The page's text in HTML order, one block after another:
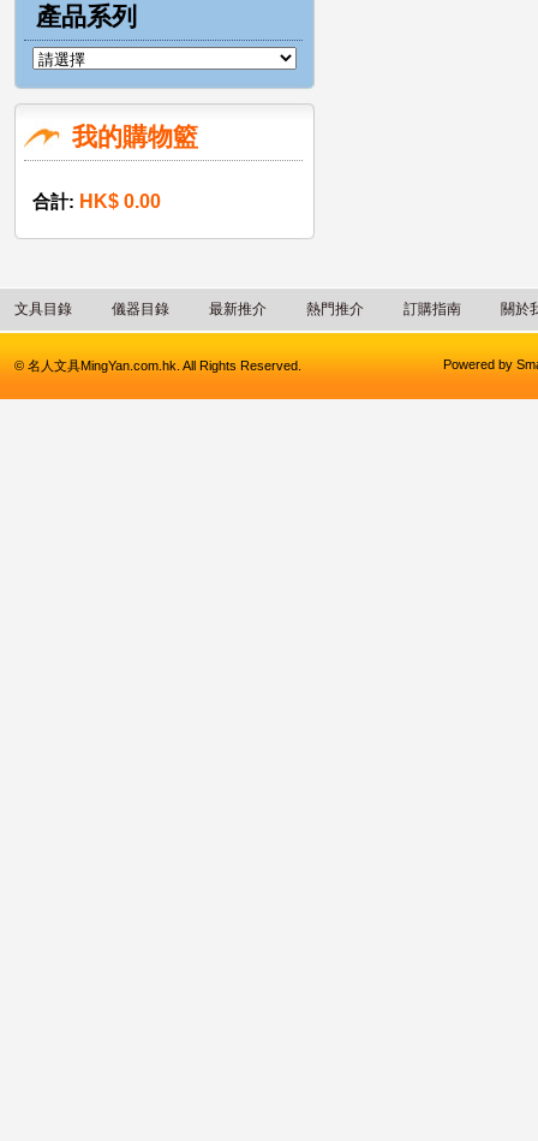
產品系列
我的購物籃
合計: HK$ 0.00
文具目錄 儀器目錄 最新推介 熱門推介 訂購指南 關於
© 名人文具MingYan.com.hk. All Rights Reserved. Powered by